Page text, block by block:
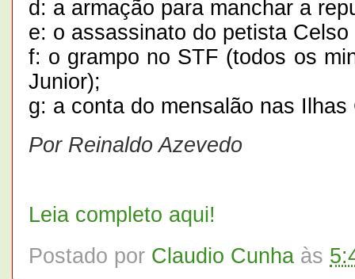
d: a armação para manchar a
e: o assassinato do petista
f: o grampo no STF (todos os
Junior);
g: a conta do mensalão nas
Por Reinaldo Azevedo
Leia completo aqui!
Postado por Claudio Cunha às